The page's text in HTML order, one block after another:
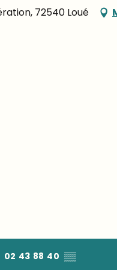
72540 Loué
02 43 88 40 ▒▒